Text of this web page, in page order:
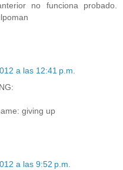
no funciona probado.
a las 12:41 p.m.
giving up
a las 9:52 p.m.